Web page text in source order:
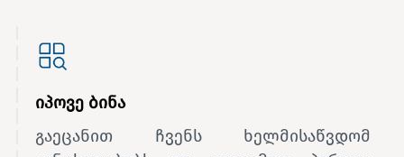
იპოვე ბინა
გაეცანით ჩვენს ხელმისაწვდომ